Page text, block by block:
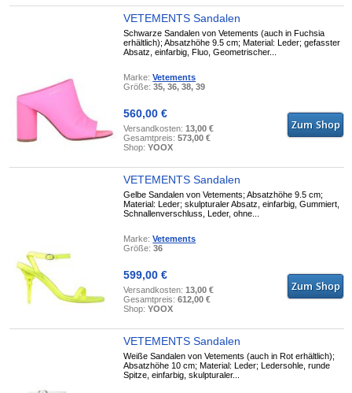
VETEMENTS Sandalen
Schwarze Sandalen von Vetements (auch in Fuchsia
erhältlich); Absatzhöhe 9.5 cm; Material: Leder; gefasster
Absatz, einfarbig, Fluo, Geometrischer...
Marke:Vetements
Größe:35, 36, 38, 39
560,00 €
Versandkosten:13,00 €
Gesamtpreis:573,00 €
Shop:YOOX
VETEMENTS Sandalen
Gelbe Sandalen von Vetements; Absatzhöhe 9.5 cm;
Material: Leder; skulpturaler Absatz, einfarbig, Gummiert,
Schnallenverschluss, Leder, ohne...
Marke:Vetements
Größe:36
599,00 €
Versandkosten:13,00 €
Gesamtpreis:612,00 €
Shop:YOOX
VETEMENTS Sandalen
Weiße Sandalen von Vetements (auch in Rot erhältlich);
Absatzhöhe 10 cm; Material: Leder; Ledersohle, runde
Spitze, einfarbig, skulpturaler...